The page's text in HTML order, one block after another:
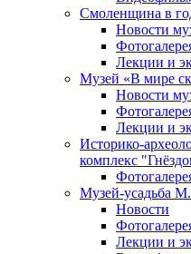
Смоленщина в
Новости
Лекции и
Музей «В мире
Новости
Лекции и
Историко-
комплекс
Музей-усадьба
Новости
Лекции и